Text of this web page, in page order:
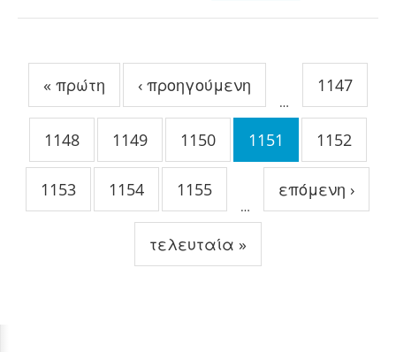
« πρώτη ‹ προηγούμενη
…
1147
1148 1149 1150 1151 1152
1153 1154 1155
…
επόμενη ›
τελευταία »